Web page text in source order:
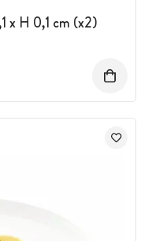
x H 0,1 cm (x2)